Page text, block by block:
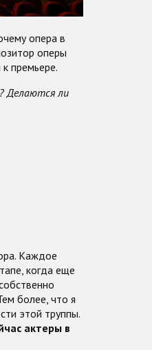
опера в
оперы
премьере.
Делаются ли
Каждое
когда еще
более, что я
этой труппы.
актеры в